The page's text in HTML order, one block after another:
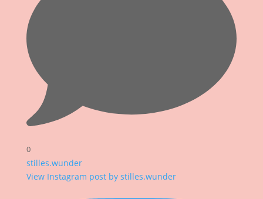
0
stilles.wunder
View Instagram post by stilles.wunder